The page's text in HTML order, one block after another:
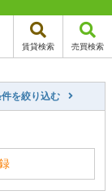
賃貸検索 売買検索
を絞り込む